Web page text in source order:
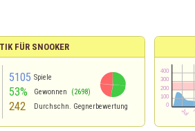
FÜR SNOOKER
5105 Spiele
53% Gewonnen (2698)
242 Durchschn. Gegnerbewertung